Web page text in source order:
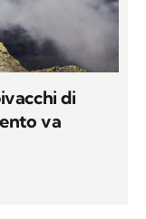
di
va